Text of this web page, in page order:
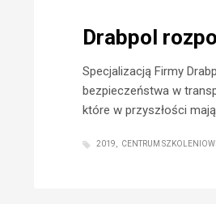
Drabpol
Specjalizacją Firmy
bezpieczeństwa w
które w przyszłości
2019 CENTRUM